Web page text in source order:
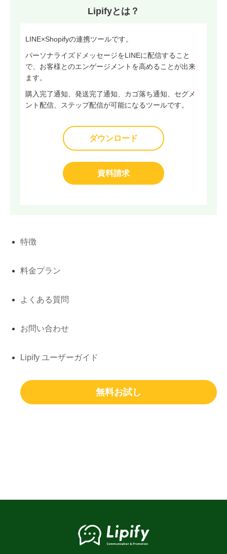
Lipifyとは？
LINE×Shopifyの連携ツールです。
パーソナライズドメッセージをLINEに配信すること
で、お客様とのエンゲージメントを高めることが出来
ます。
購入完了通知、発送完了通知、カゴ落ち通知、セグメ
ント配信、ステップ配信が可能になるツールです。
ダウンロード
資料請求
特徴
料金プラン
よくある質問
お問い合わせ
Lipify ユーザーガイド
無料お試し